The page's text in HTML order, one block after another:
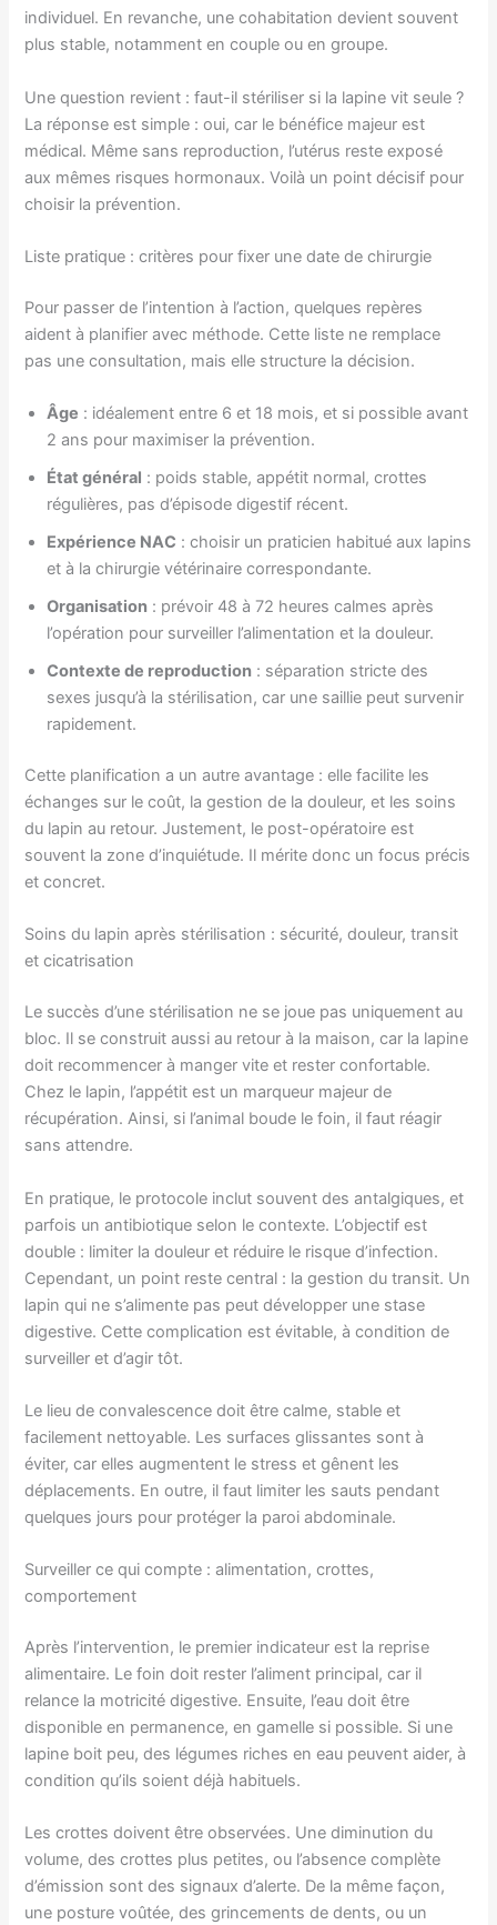
individuel. En revanche, une cohabitation devient souvent
plus stable, notamment en couple ou en groupe.
Une question revient : faut-il stériliser si la lapine vit seule ?
La réponse est simple : oui, car le bénéfice majeur est
médical. Même sans reproduction, l’utérus reste exposé
aux mêmes risques hormonaux. Voilà un point décisif pour
choisir la prévention.
Liste pratique : critères pour fixer une date de chirurgie
Pour passer de l’intention à l’action, quelques repères
aident à planifier avec méthode. Cette liste ne remplace
pas une consultation, mais elle structure la décision.
Âge : idéalement entre 6 et 18 mois, et si possible avant
2 ans pour maximiser la prévention.
État général : poids stable, appétit normal, crottes
régulières, pas d’épisode digestif récent.
Expérience NAC : choisir un praticien habitué aux lapins
et à la chirurgie vétérinaire correspondante.
Organisation : prévoir 48 à 72 heures calmes après
l’opération pour surveiller l’alimentation et la douleur.
Contexte de reproduction : séparation stricte des
sexes jusqu’à la stérilisation, car une saillie peut survenir
rapidement.
Cette planification a un autre avantage : elle facilite les
échanges sur le coût, la gestion de la douleur, et les soins
du lapin au retour. Justement, le post-opératoire est
souvent la zone d’inquiétude. Il mérite donc un focus précis
et concret.
Soins du lapin après stérilisation : sécurité, douleur, transit
et cicatrisation
Le succès d’une stérilisation ne se joue pas uniquement au
bloc. Il se construit aussi au retour à la maison, car la lapine
doit recommencer à manger vite et rester confortable.
Chez le lapin, l’appétit est un marqueur majeur de
récupération. Ainsi, si l’animal boude le foin, il faut réagir
sans attendre.
En pratique, le protocole inclut souvent des antalgiques, et
parfois un antibiotique selon le contexte. L’objectif est
double : limiter la douleur et réduire le risque d’infection.
Cependant, un point reste central : la gestion du transit. Un
lapin qui ne s’alimente pas peut développer une stase
digestive. Cette complication est évitable, à condition de
surveiller et d’agir tôt.
Le lieu de convalescence doit être calme, stable et
facilement nettoyable. Les surfaces glissantes sont à
éviter, car elles augmentent le stress et gênent les
déplacements. En outre, il faut limiter les sauts pendant
quelques jours pour protéger la paroi abdominale.
Surveiller ce qui compte : alimentation, crottes,
comportement
Après l’intervention, le premier indicateur est la reprise
alimentaire. Le foin doit rester l’aliment principal, car il
relance la motricité digestive. Ensuite, l’eau doit être
disponible en permanence, en gamelle si possible. Si une
lapine boit peu, des légumes riches en eau peuvent aider, à
condition qu’ils soient déjà habituels.
Les crottes doivent être observées. Une diminution du
volume, des crottes plus petites, ou l’absence complète
d’émission sont des signaux d’alerte. De la même façon,
une posture voûtée, des grincements de dents, ou un